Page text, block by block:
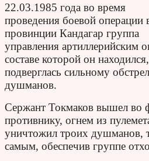
22.03.1985 года во время
проведения боевой операции
провинции Кандагар группа
управления артиллерийским
составе которой он находился,
подверглась сильному
душманов.
Сержант Токмаков вышел во
противнику, огнем из
уничтожил троих душманов,
самым, обеспечив группе